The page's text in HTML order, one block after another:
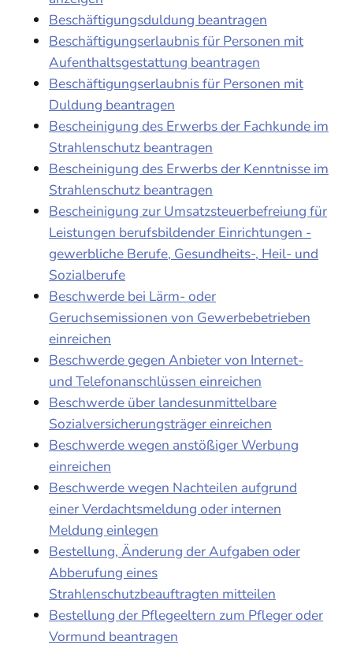
Beschäftigungsduldung beantragen
Beschäftigungserlaubnis für Personen mit
Aufenthaltsgestattung beantragen
Beschäftigungserlaubnis für Personen mit
Duldung beantragen
Bescheinigung des Erwerbs der Fachkunde im
Strahlenschutz beantragen
Bescheinigung des Erwerbs der Kenntnisse im
Strahlenschutz beantragen
Bescheinigung zur Umsatzsteuerbefreiung für
Leistungen berufsbildender Einrichtungen -
gewerbliche Berufe, Gesundheits-, Heil- und
Sozialberufe
Beschwerde bei Lärm- oder
Geruchsemissionen von Gewerbebetrieben
einreichen
Beschwerde gegen Anbieter von Internet-
und Telefonanschlüssen einreichen
Beschwerde über landesunmittelbare
Sozialversicherungsträger einreichen
Beschwerde wegen anstößiger Werbung
einreichen
Beschwerde wegen Nachteilen aufgrund
einer Verdachtsmeldung oder internen
Meldung einlegen
Bestellung, Änderung der Aufgaben oder
Abberufung eines
Strahlenschutzbeauftragten mitteilen
Bestellung der Pflegeeltern zum Pfleger oder
Vormund beantragen